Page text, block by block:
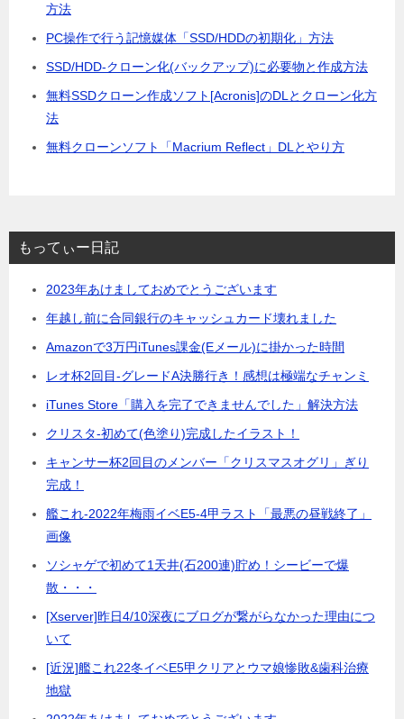
方法
PC操作で行う記憶媒体「SSD/HDDの初期化」方法
SSD/HDD-クローン化(バックアップ)に必要物と作成方法
無料SSDクローン作成ソフト[Acronis]のDLとクローン化方
法
無料クローンソフト「Macrium Reflect」DLとやり方
もってぃー日記
2023年あけましておめでとうございます
年越し前に合同銀行のキャッシュカード壊れました
Amazonで3万円iTunes課金(Eメール)に掛かった時間
レオ杯2回目-グレードA決勝行き！感想は極端なチャンミ
iTunes Store「購入を完了できませんでした」解決方法
クリスタ-初めて(色塗り)完成したイラスト！
キャンサー杯2回目のメンバー「クリスマスオグリ」ぎり
完成！
艦これ-2022年梅雨イベE5-4甲ラスト「最悪の昼戦終了」
画像
ソシャゲで初めて1天井(石200連)貯め！シービーで爆
散・・・
[Xserver]昨日4/10深夜にブログが繋がらなかった理由につ
いて
[近況]艦これ22冬イベE5甲クリアとウマ娘惨敗&歯科治療
地獄